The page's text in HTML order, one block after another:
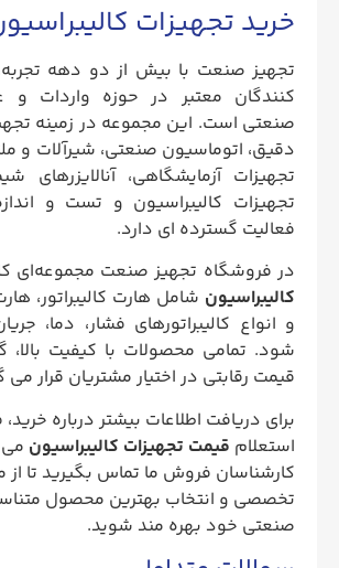
خرید تجهیزات
تجهیز صنعت با بیش از دو دهه
کنندگان معتبر در حوزه واردات و
صنعتی است. این مجموعه در زمینه
دقیق، اتوماسیون صنعتی، شیرآلات و
تجهیزات آزمایشگاهی، آنالایزرهای
تجهیزات کالیبراسیون و تست و
فعالیت گسترده ای دارد.
در فروشگاه تجهیز صنعت مجموعه‌ای
کالیبراسیون شامل هارت کالیبراتور،
و انواع کالیبراتورهای فشار، دما،
شود. تمامی محصولات با کیفیت بالا،
قیمت رقابتی در اختیار مشتریان قرار می‌
برای دریافت اطلاعات بیشتر درباره
استعلام قیمت تجهیزات کالیبراسیون می‌
کارشناسان فروش ما تماس بگیرید تا از
تخصصی و انتخاب بهترین محصول
صنعتی خود بهره‌ مند شوید.